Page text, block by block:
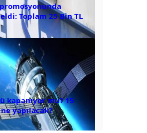
Toplam 25 Bin TL
kapanıyor mu? 15
yapılacak?